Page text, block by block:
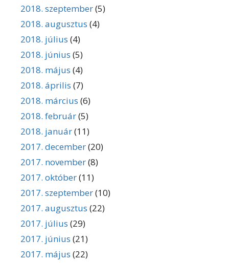
2018. szeptember(5)
2018. augusztus (4)
2018. július (4)
2018. június (5)
2018. május (4)
2018. április (7)
2018. március (6)
2018. február(5)
2018. január(11)
2017. december(20)
2017. november(8)
2017. október(11)
2017. szeptember(10)
2017. augusztus (22)
2017. július (29)
2017. június (21)
2017. május (22)